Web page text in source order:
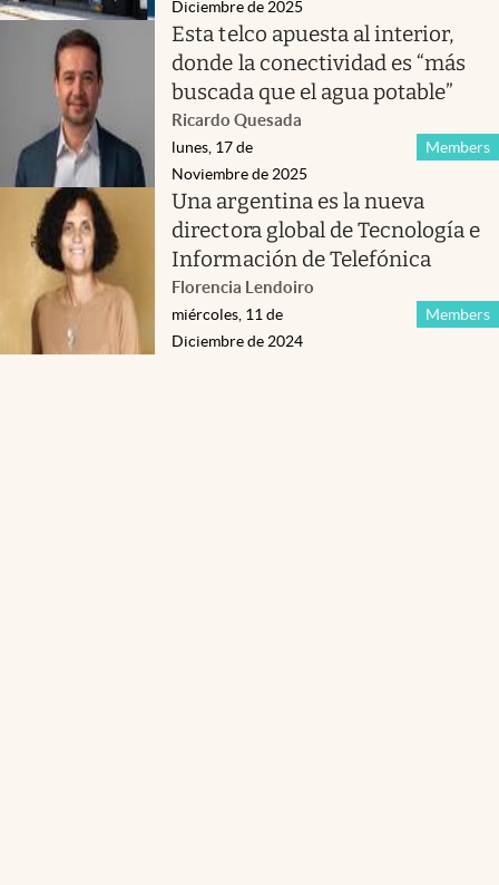
Diciembre de 2025
Esta telco apuesta al interior,
donde la conectividad es “más
buscada que el agua potable”
Ricardo Quesada
Members
lunes, 17 de
Noviembre de 2025
Una argentina es la nueva
directora global de Tecnología e
Información de Telefónica
Florencia Lendoiro
Members
miércoles, 11 de
Diciembre de 2024